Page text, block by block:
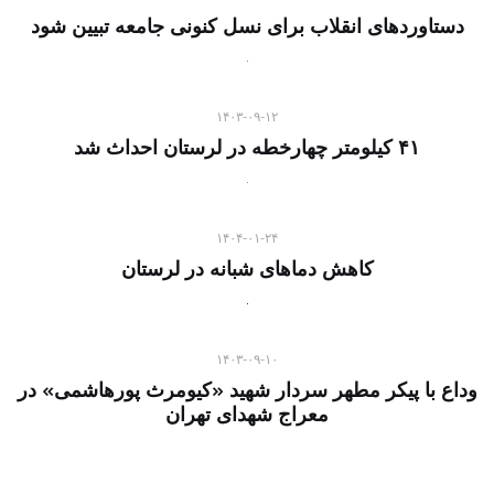
دستاوردهای انقلاب برای نسل کنونی جامعه تبیین شود
۱۴۰۳-۰۹-۱۲
۴۱ کیلومتر چهارخطه در لرستان احداث شد
۱۴۰۴-۰۱-۲۴
کاهش دماهای شبانه در لرستان
۱۴۰۳-۰۹-۱۰
وداع با پیکر مطهر سردار شهید «کیومرث پورهاشمی» در
معراج شهدای تهران